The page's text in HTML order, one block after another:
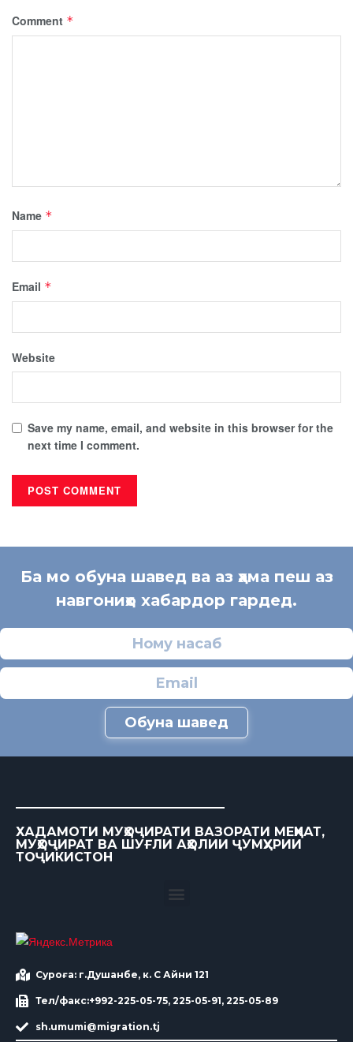
Comment *
Name *
Email *
Website
Save my name, email, and website in this browser for the
next time I comment.
Ба мо обуна шавед ва аз ҳама пеш аз
навгониҳо хабардор гардед.
Обуна шавед
ХАДАМОТИ МУҲОҶИРАТИ ВАЗОРАТИ МЕҲНАТ,
МУҲОҶИРАТ ВА ШУҒЛИ АҲОЛИИ ҶУМҲУРИИ
ТОҶИКИСТОН
Суроға: г.Душанбе, к. С Айни 121
Тел/факс:+992-225-05-75, 225-05-91, 225-05-89
sh.umumi@migration.tj